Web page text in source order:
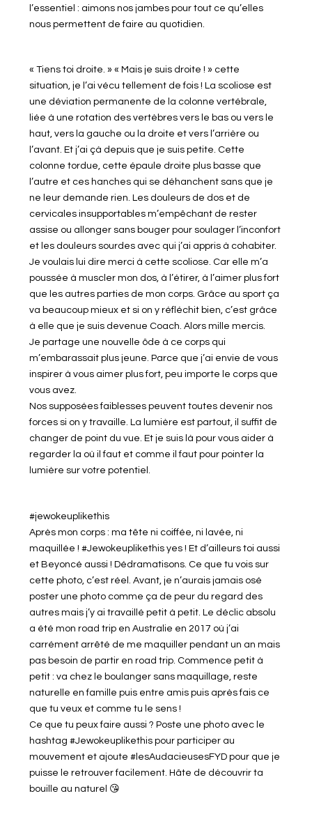
l’essentiel : aimons nos jambes pour tout ce qu’elles
nous permettent de faire au quotidien.
« Tiens toi droite. » « Mais je suis droite ! » cette
situation, je l’ai vécu tellement de fois ! La scoliose est
une déviation permanente de la colonne vertébrale,
liée à une rotation des vertèbres vers le bas ou vers le
haut, vers la gauche ou la droite et vers l’arrière ou
l’avant. Et j’ai çà depuis que je suis petite. Cette
colonne tordue, cette épaule droite plus basse que
l’autre et ces hanches qui se déhanchent sans que je
ne leur demande rien. Les douleurs de dos et de
cervicales insupportables m’empêchant de rester
assise ou allonger sans bouger pour soulager l’inconfort
et les douleurs sourdes avec qui j’ai appris à cohabiter.
Je voulais lui dire merci à cette scoliose. Car elle m’a
poussée à muscler mon dos, à l’étirer, à l’aimer plus fort
que les autres parties de mon corps. Grâce au sport ça
va beaucoup mieux et si on y réfléchit bien, c’est grâce
à elle que je suis devenue Coach. Alors mille mercis.
Je partage une nouvelle ôde à ce corps qui
m’embarassait plus jeune. Parce que j’ai envie de vous
inspirer à vous aimer plus fort, peu importe le corps que
vous avez.
Nos supposées faiblesses peuvent toutes devenir nos
forces si on y travaille. La lumière est partout, il suffit de
changer de point du vue. Et je suis là pour vous aider à
regarder la où il faut et comme il faut pour pointer la
lumière sur votre potentiel.
#jewokeuplikethis
Après mon corps : ma tête ni coiffée, ni lavée, ni
maquillée ! #Jewokeuplikethis yes ! Et d’ailleurs toi aussi
et Beyoncé aussi ! Dédramatisons. Ce que tu vois sur
cette photo, c’est réel. Avant, je n’aurais jamais osé
poster une photo comme ça de peur du regard des
autres mais j’y ai travaillé petit à petit. Le déclic absolu
a été mon road trip en Australie en 2017 où j’ai
carrément arrêté de me maquiller pendant un an mais
pas besoin de partir en road trip. Commence petit à
petit : va chez le boulanger sans maquillage, reste
naturelle en famille puis entre amis puis après fais ce
que tu veux et comme tu le sens !
Ce que tu peux faire aussi ? Poste une photo avec le
hashtag #Jewokeuplikethis pour participer au
mouvement et ajoute #lesAudacieusesFYD pour que je
puisse le retrouver facilement. Hâte de découvrir ta
bouille au naturel 😘